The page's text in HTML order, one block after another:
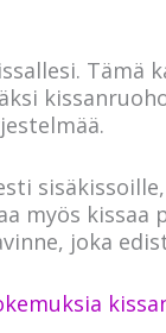
myös
joka